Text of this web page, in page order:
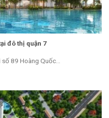
đô thị quận 7
89 Hoàng Quốc...